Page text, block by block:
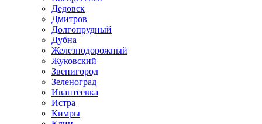
Дедовск
Дмитров
Долгопрудный
Дубна
Железнодорожный
Жуковский
Звенигород
Зеленоград
Ивантеевка
Истра
Кимры